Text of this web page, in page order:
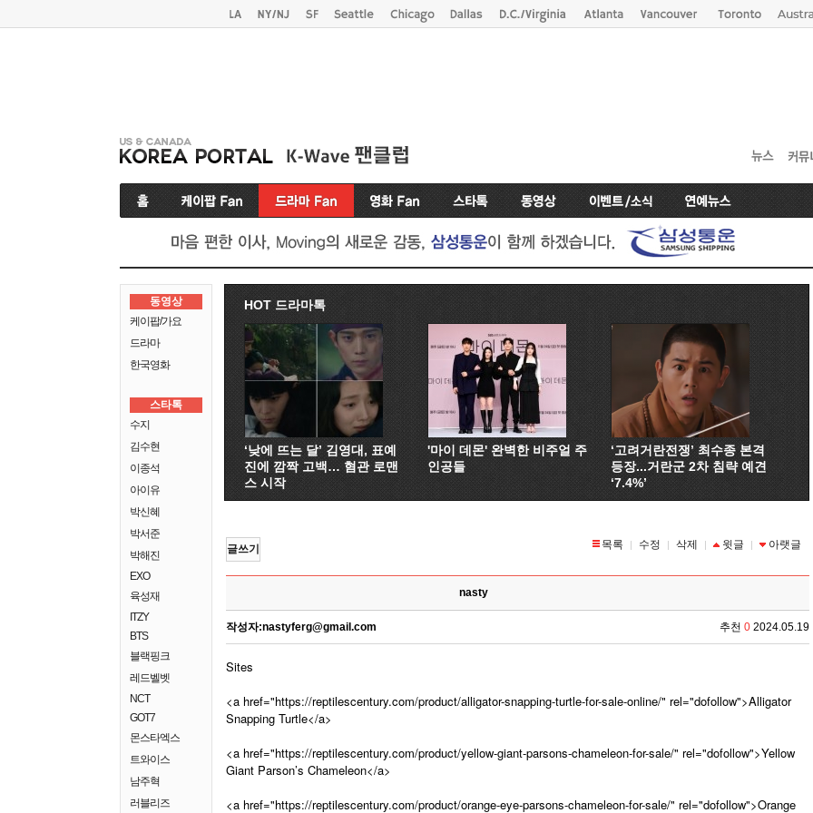
동영상
케이팝/가요
드라마
한국영화
스타톡
수지
김수현
이종석
아이유
박신혜
박서준
박해진
EXO
육성재
ITZY
BTS
블랙핑크
레드벨벳
NCT
GOT7
몬스타엑스
트와이스
남주혁
러블리즈
HOT 드라마톡
‘낮에 뜨는 달’ 김영대, 표예
진에 깜짝 고백… 혐관 로맨
스 시작
'마이 데몬' 완벽한 비주얼 주
인공들
‘고려거란전쟁’ 최수종 본격
등장...거란군 2차 침략 예견
‘7.4%’
글쓰기 목록 | 수정 | 삭제 | 윗글 | 아랫글
nasty
작성자:nastyferg@gmail.com 추천 0 2024.05.19
Sites
<a href="https://reptilescentury.com/product/alligator-snapping-turtle-for-sale-online/" rel="dofollow">Alligator
Snapping Turtle</a>
<a href="https://reptilescentury.com/product/yellow-giant-parsons-chameleon-for-sale/" rel="dofollow">Yellow
Giant Parson’s Chameleon</a>
<a href="https://reptilescentury.com/product/orange-eye-parsons-chameleon-for-sale/" rel="dofollow">Orange